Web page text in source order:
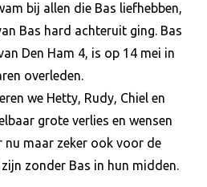
bij allen die Bas liefhebben,
Bas hard achteruit ging. Bas
Den Ham 4, is op 14 mei in
overleden.
we Hetty, Rudy, Chiel en
grote verlies en wensen
nu maar zeker ook voor de
zonder Bas in hun midden.